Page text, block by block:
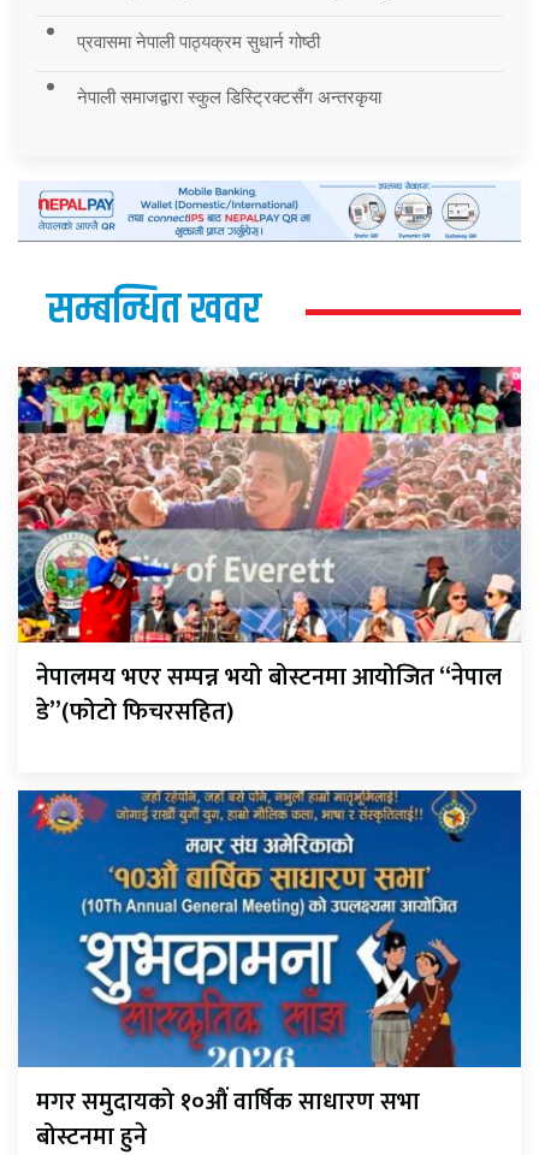
प्रवासमा नेपाली पाठ्यक्रम सुधार्न गोष्ठी
नेपाली समाजद्वारा स्कुल डिस्ट्रिक्टसँग अन्तरकृया
सम्बन्धित खवर
नेपालमय भएर सम्पन्न भयो बोस्टनमा आयोजित “नेपाल
डे”(फोटो फिचरसहित)
मगर समुदायको १०औं वार्षिक साधारण सभा
बोस्टनमा हुने